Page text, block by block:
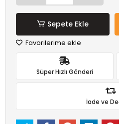
Sepete Ekle
Favorilerime ekle
Süper Hızlı Gönderi
İade ve